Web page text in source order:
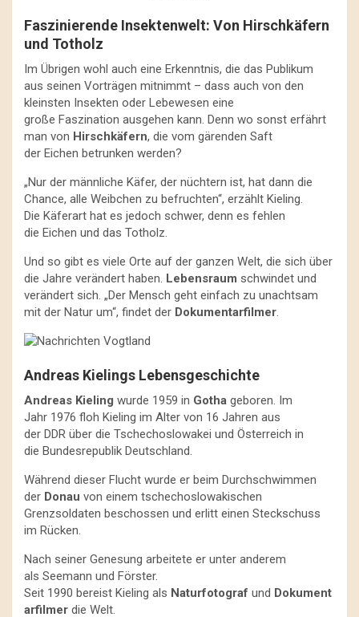
Faszinierende Insektenwelt: Von Hirschkäfern
und Totholz
Im Übrigen wohl auch eine Erkenntnis, die das Publikum
aus seinen Vorträgen mitnimmt – dass auch von den
kleinsten Insekten oder Lebewesen eine
große Faszination ausgehen kann. Denn wo sonst erfährt
man von Hirschkäfern, die vom gärenden Saft
der Eichen betrunken werden?
„Nur der männliche Käfer, der nüchtern ist, hat dann die
Chance, alle Weibchen zu befruchten“, erzählt Kieling.
Die Käferart hat es jedoch schwer, denn es fehlen
die Eichen und das Totholz.
Und so gibt es viele Orte auf der ganzen Welt, die sich über
die Jahre verändert haben. Lebensraum schwindet und
verändert sich. „Der Mensch geht einfach zu unachtsam
mit der Natur um“, findet der Dokumentarfilmer.
Andreas Kielings Lebensgeschichte
Andreas Kieling wurde 1959 in Gotha geboren. Im
Jahr 1976 floh Kieling im Alter von 16 Jahren aus
der DDR über die Tschechoslowakei und Österreich in
die Bundesrepublik Deutschland.
Während dieser Flucht wurde er beim Durchschwimmen
der Donau von einem tschechoslowakischen
Grenzsoldaten beschossen und erlitt einen Steckschuss
im Rücken.
Nach seiner Genesung arbeitete er unter anderem
als Seemann und Förster.
Seit 1990 bereist Kieling als Naturfotograf und Dokument
arfilmer die Welt.